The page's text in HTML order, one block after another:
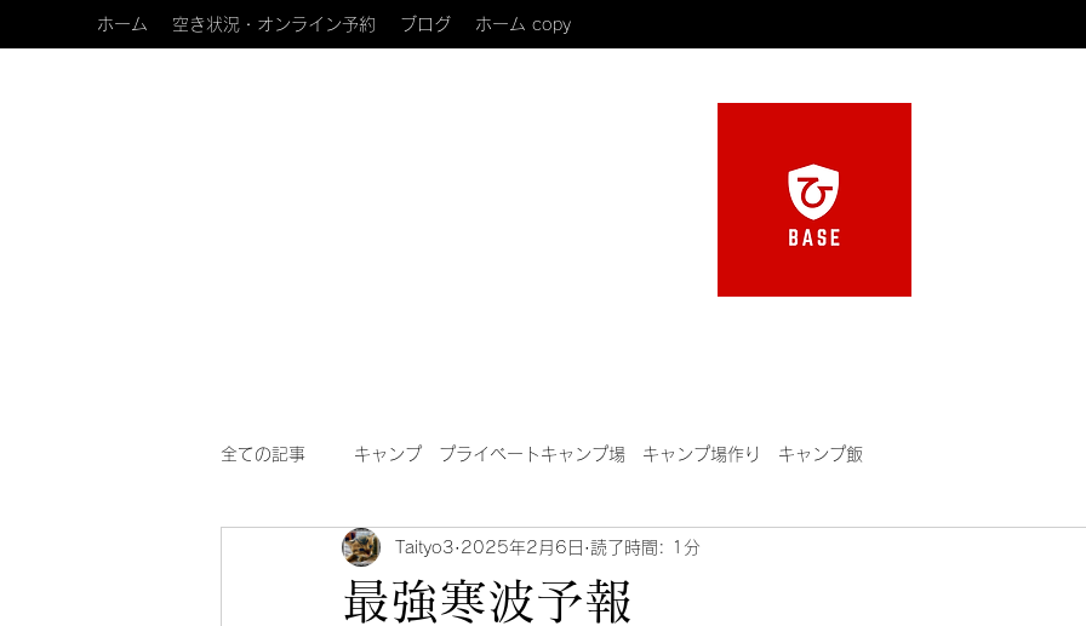
ホーム 空き状況・オンライン予約 ブログ ホーム copy
全ての記事 キャンプ プライベートキャンプ場 キャンプ場作り キャンプ飯
最強寒波予報
Taityo3 2025年2月6日 読了時間: 1分